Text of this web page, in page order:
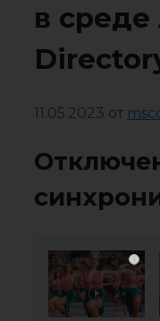
в
11.05.2023 от
i